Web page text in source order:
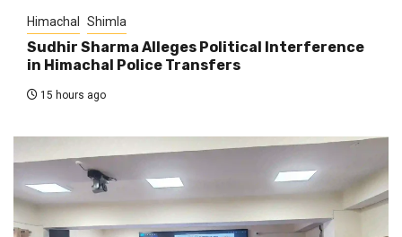
Himachal Shimla
Sudhir Sharma Alleges Political Interference
in Himachal Police Transfers
15 hours ago